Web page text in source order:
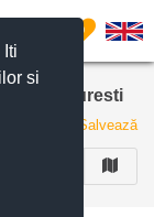
si
0
Bucuresti
Salvează